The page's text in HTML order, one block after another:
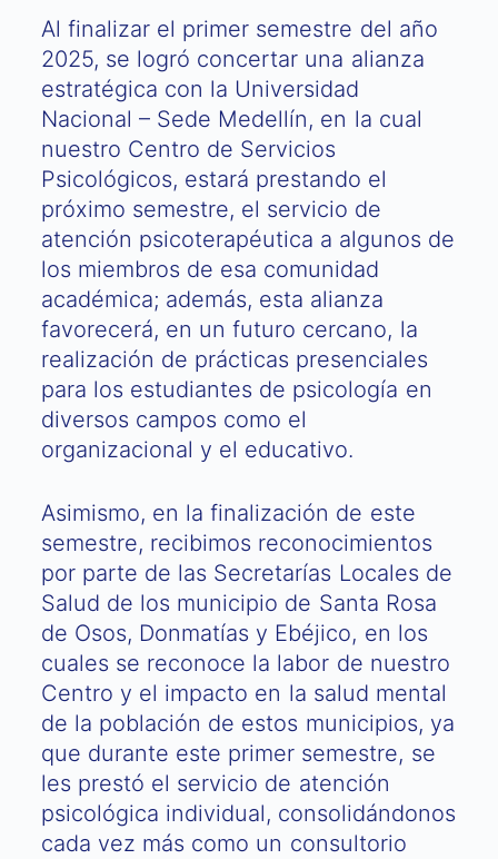
Al finalizar el primer semestre del año
2025, se logró concertar una alianza
estratégica con la Universidad
Nacional – Sede Medellín, en la cual
nuestro Centro de Servicios
Psicológicos, estará prestando el
próximo semestre, el servicio de
atención psicoterapéutica a algunos de
los miembros de esa comunidad
académica; además, esta alianza
favorecerá, en un futuro cercano, la
realización de prácticas presenciales
para los estudiantes de psicología en
diversos campos como el
organizacional y el educativo.
Asimismo, en la finalización de este
semestre, recibimos reconocimientos
por parte de las Secretarías Locales de
Salud de los municipio de Santa Rosa
de Osos, Donmatías y Ebéjico, en los
cuales se reconoce la labor de nuestro
Centro y el impacto en la salud mental
de la población de estos municipios, ya
que durante este primer semestre, se
les prestó el servicio de atención
psicológica individual, consolidándonos
cada vez más como un consultorio